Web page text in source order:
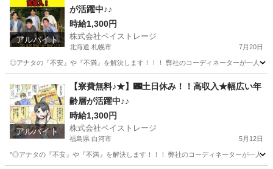
アルバイト
が活躍中♪♪
時給1,300円
株式会社ペイストレージ
北海道 札幌市 7月20日
◎アナタの『不安』や『不満』を解決します！！！ 弊社のコーディネーターが一人
軽作業 土日
アルバイト
【寮費無料♪★】🌃土日休み！！高収入★幅広い年
齢層が活躍中♪♪
時給1,300円
株式会社ペイストレージ
福島県 白河市 5月12日
"◎アナタの『不安』や『不満』を解決します！！！ 弊社のコーディネーターが一人